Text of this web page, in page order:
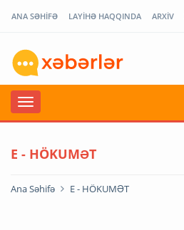
ANA SƏHİFƏ LAYİHƏ HAQQINDA ARXİV
E - HÖKUMƏT
Ana Səhifə E - HÖKUMƏT